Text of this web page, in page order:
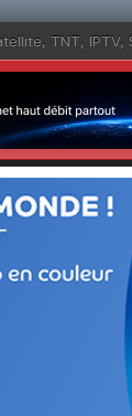
, TNT, IPTV,